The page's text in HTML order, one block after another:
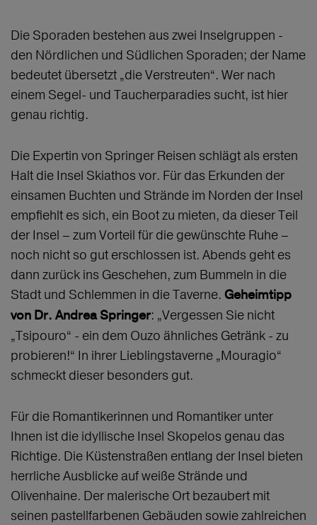
Die Sporaden bestehen aus zwei Inselgruppen -
den Nördlichen und Südlichen Sporaden; der Name
bedeutet übersetzt „die Verstreuten“. Wer nach
einem Segel- und Taucherparadies sucht, ist hier
genau richtig.
Die Expertin von Springer Reisen schlägt als ersten
Halt die Insel Skiathos vor. Für das Erkunden der
einsamen Buchten und Strände im Norden der Insel
empfiehlt es sich, ein Boot zu mieten, da dieser Teil
der Insel – zum Vorteil für die gewünschte Ruhe –
noch nicht so gut erschlossen ist. Abends geht es
dann zurück ins Geschehen, zum Bummeln in die
Stadt und Schlemmen in die Taverne. Geheimtipp
von Dr. Andrea Springer: „Vergessen Sie nicht
„Tsipouro“ - ein dem Ouzo ähnliches Getränk - zu
probieren!“ In ihrer Lieblingstaverne „Mouragio“
schmeckt dieser besonders gut.
Für die Romantikerinnen und Romantiker unter
Ihnen ist die idyllische Insel Skopelos genau das
Richtige. Die Küstenstraßen entlang der Insel bieten
herrliche Ausblicke auf weiße Strände und
Olivenhaine. Der malerische Ort bezaubert mit
seinen pastellfarbenen Gebäuden sowie zahlreichen